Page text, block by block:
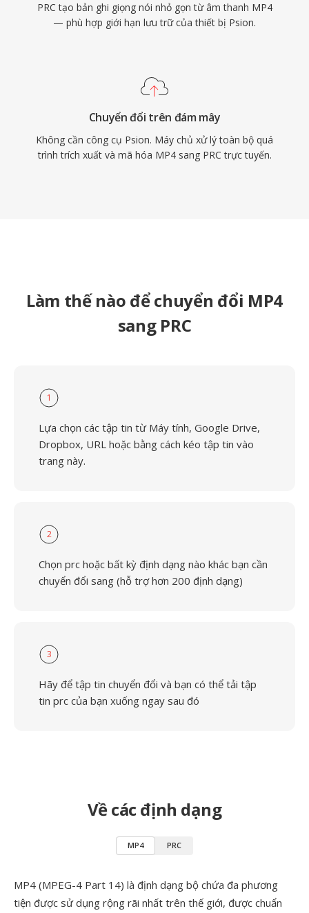
PRC tạo bản ghi giọng nói nhỏ gọn từ âm thanh MP4
— phù hợp giới hạn lưu trữ của thiết bị Psion.
Chuyển đổi trên đám mây
Không cần công cụ Psion. Máy chủ xử lý toàn bộ quá
trình trích xuất và mã hóa MP4 sang PRC trực tuyến.
Làm thế nào để chuyển đổi MP4
sang PRC
1
Lựa chọn các tập tin từ Máy tính, Google Drive,
Dropbox, URL hoặc bằng cách kéo tập tin vào
trang này.
2
Chọn prc hoặc bất kỳ định dạng nào khác bạn cần
chuyển đổi sang (hỗ trợ hơn 200 định dạng)
3
Hãy để tập tin chuyển đổi và bạn có thể tải tập
tin prc của bạn xuống ngay sau đó
Về các định dạng
MP4 PRC
MP4 (MPEG-4 Part 14) là định dạng bộ chứa đa phương
tiện được sử dụng rộng rãi nhất trên thế giới, được chuẩn